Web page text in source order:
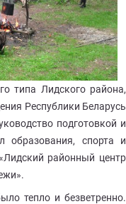
типа Лидского района,
Республики Беларусь
подготовкой и
образования, спорта и
районный центр
тепло и безветренно.